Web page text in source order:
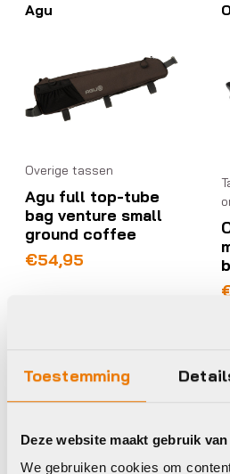
Toestemming
Deze website maakt gebruik
We gebruiken cookies om
Agu
Overige tassen
Agu full top-tube
bag venture small
ground coffee
€54,95